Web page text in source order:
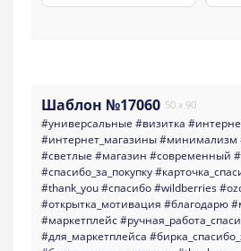
Шаблон №17060 50 x 90
#универсальные #визитка
#интернет_магазины#минимализм
#светлые #магазин #современный
#спасибо_за_покупку
#thank_you#спасибо#wildberries
#открытка_мотивация #благодарю
#маркетплейс
#для_маркетплейса